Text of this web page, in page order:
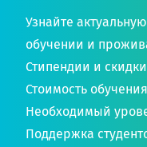
Узнайте
обучении и
Стипендии и скидки
Стоимость обучения
Необходимый
Поддержка